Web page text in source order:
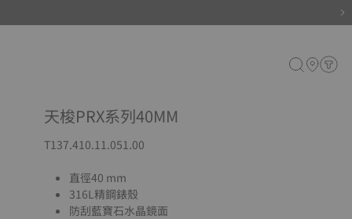
天梭PRX系列40MM
T137.410.11.051.00
直徑40 mm
316L精鋼錶殼
防刮藍寶石水晶鏡面